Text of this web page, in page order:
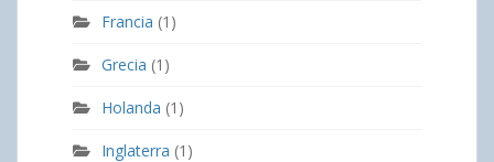
Francia (1)
Grecia (1)
Holanda (1)
Inglaterra (1)